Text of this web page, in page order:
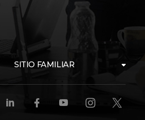
SITIO FAMILIAR